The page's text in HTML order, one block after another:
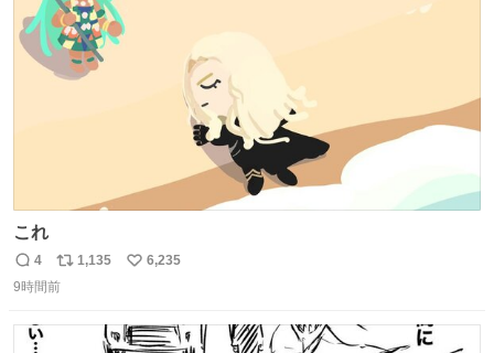
ロールを強化する。
数
これ
返
信
4
リ
ポ
1,135
い
数
6,235
9時間前